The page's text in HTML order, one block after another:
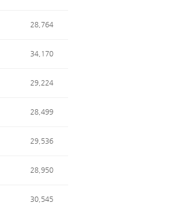
28,764
34,170
29,224
28,499
29,536
28,950
30,545